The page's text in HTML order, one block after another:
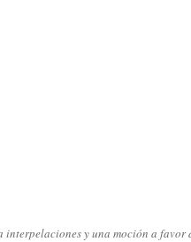
interpelaciones y una moción a favor